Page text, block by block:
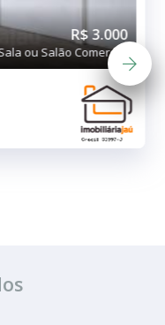
R$ 3.000
ou Salão Comercial